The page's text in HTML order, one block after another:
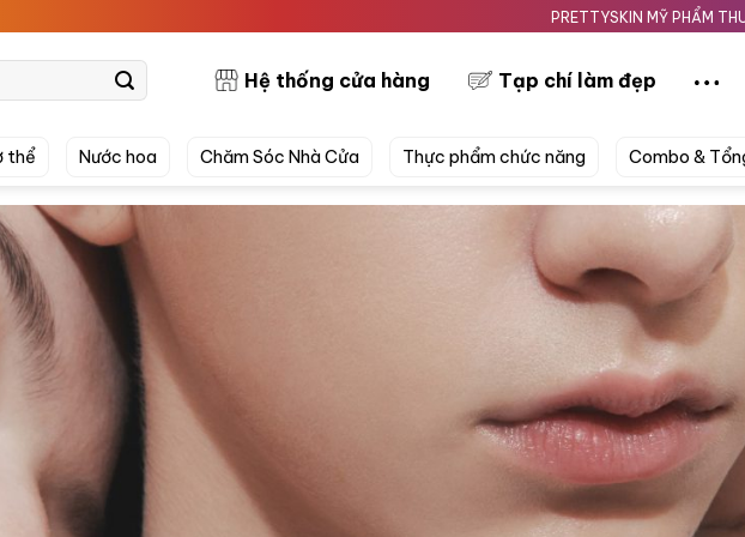
PRETTYSKIN MỸ PHẨM THUẦN CHAY
Hệ thống cửa hàng Tạp chí làm đẹp
thể Nước hoa Chăm Sóc Nhà Cửa Thực phẩm chức năng Combo &